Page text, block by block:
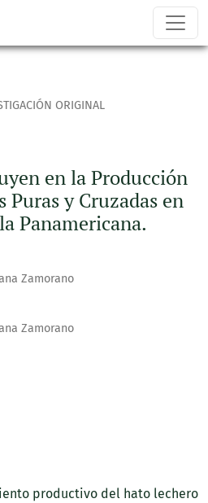
Producción de Vacas Lecheras
ORIGINAL
en la Producción
Puras y Cruzadas en
Panamericana.
Zamorano
Zamorano
productivo del hato lechero